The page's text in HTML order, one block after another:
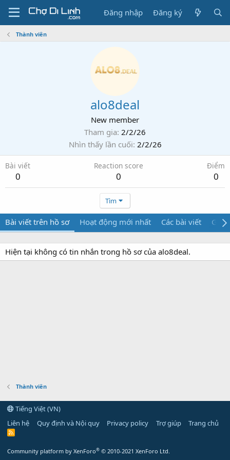
Đăng nhập Đăng ký
Thành viên
alo8deal
New member
Tham gia 2/2/26
Nhìn thấy lần cuối 2/2/26
Bài viết
0
Reaction score
0
Điểm
0
Tìm
Bài viết trên hồ sơ Hoạt động mới nhất Các bài viết Giới
Hiện tại không có tin nhắn trong hồ sơ của alo8deal.
Thành viên
Tiếng Việt (VN)
Liên hệ
Quy định và Nội quy Privacy policy Trợ giúp Trang chủ
R
Community platform by XenForo® © 2010-2021 XenForo Ltd.